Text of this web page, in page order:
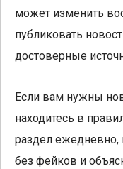
может изменить
публиковать
достоверные
Если вам нужны
находитесь в
раздел ежедневно,
без фейков и